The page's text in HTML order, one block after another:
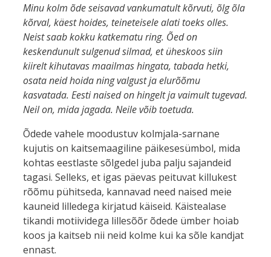
Minu kolm õde seisavad vankumatult kõrvuti, õlg õla
kõrval, käest hoides, teineteisele alati toeks olles.
Neist saab kokku katkematu ring. Õed on
keskendunult sulgenud silmad, et üheskoos siin
kiirelt kihutavas maailmas hingata, tabada hetki,
osata neid hoida ning valgust ja elurõõmu
kasvatada. Eesti naised on hingelt ja vaimult tugevad.
Neil on, mida jagada. Neile võib toetuda.
Õdede vahele moodustuv kolmjala-sarnane
kujutis on kaitsemaagiline päikesesümbol, mida
kohtas eestlaste sõlgedel juba palju sajandeid
tagasi. Selleks, et igas päevas peituvat killukest
rõõmu pühitseda, kannavad need naised meie
kauneid lilledega kirjatud käiseid. Käistealase
tikandi motiividega lillesõõr õdede ümber hoiab
koos ja kaitseb nii neid kolme kui ka sõle kandjat
ennast.